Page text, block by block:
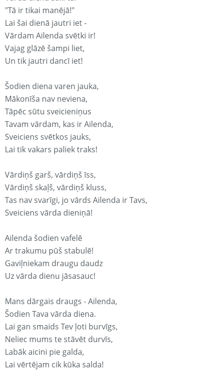
"Tā ir tikai manējā!"
Lai šai dienā jautri iet -
Vārdam Ailenda svētki ir!
Vajag glāzē šampi liet,
Un tik jautri dancī iet!
Šodien diena varen jauka,
Mākonīša nav neviena,
Tāpēc sūtu sveicieniņus
Tavam vārdam, kas ir Ailenda,
Sveiciens svētkos jauks,
Lai tik vakars paliek traks!
Vārdiņš garš, vārdiņš īss,
Vārdiņš skaļš, vārdiņš kluss,
Tas nav svarīgi, jo vārds Ailenda ir Tavs,
Sveiciens vārda dieniņā!
Ailenda šodien vafelē
Ar trakumu pūš stabulē!
Gaviļniekam draugu daudz
Uz vārda dienu jāsasauc!
Mans dārgais draugs - Ailenda,
Šodien Tava vārda diena.
Lai gan smaids Tev ļoti burvīgs,
Neliec mums te stāvēt durvīs,
Labāk aicini pie galda,
Lai vērtējam cik kūka salda!